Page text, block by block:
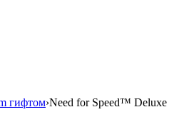
гифтом›Need for Speed™ Deluxe